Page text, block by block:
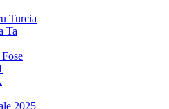
Turcia
Ta
2025